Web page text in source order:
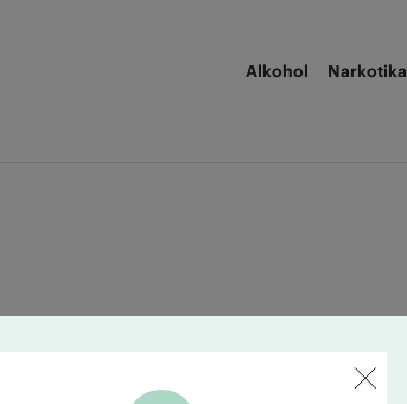
Alkohol Narkotika